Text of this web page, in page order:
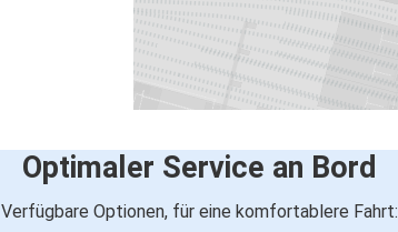
Optimaler Service an Bord
Verfügbare Optionen, für eine komfortablere Fahrt: